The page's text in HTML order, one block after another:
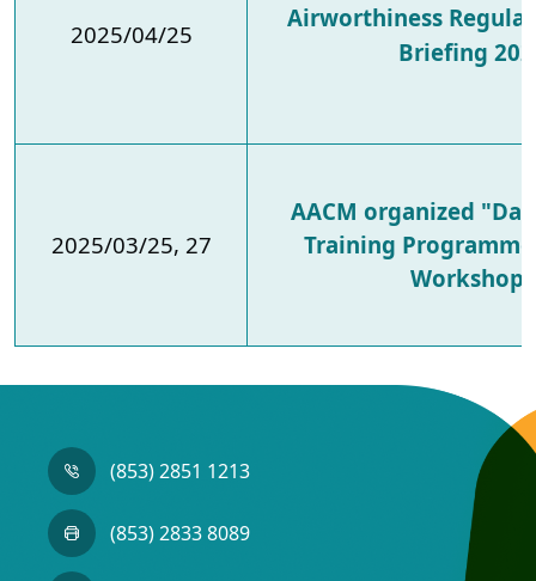
2025/04/25
Airworthiness
Briefing
2025/03/25, 27
AACM organized
Training
Workshop"
(853) 2851 1213
(853) 2833 8089